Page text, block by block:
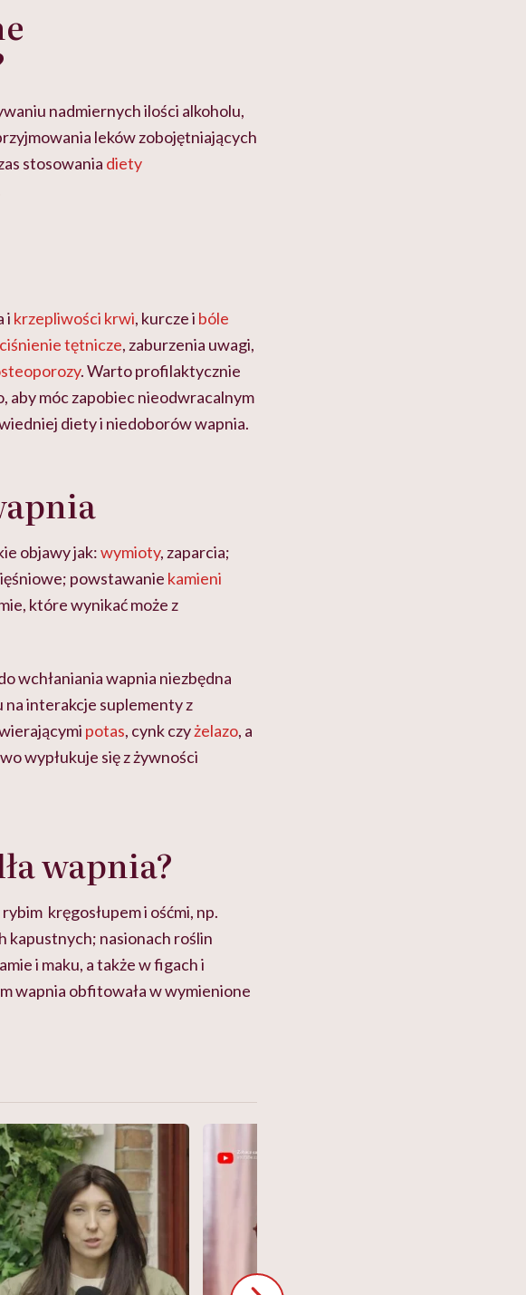
nadmiernych ilości alkoholu,
leków zobojętniających
stosowania diety
i krzepliwości krwi, kurcze i bóle
tętnicze, zaburzenia uwagi,
. Warto profilaktycznie
aby móc zapobiec nieodwracalnym
diety i niedoborów wapnia.
objawy jak:wymioty, zaparcia;
powstawanie kamieni
które wynikać może z
wchłaniania wapnia niezbędna
na interakcje suplementy z
potas, cynk czyżelazo, a
wypłukuje się z żywności
wapnia?
kręgosłupem i ośćmi, np.
kapustnych; nasionach roślin
i maku, a także w figach i
wapnia obfitowała w wymienione